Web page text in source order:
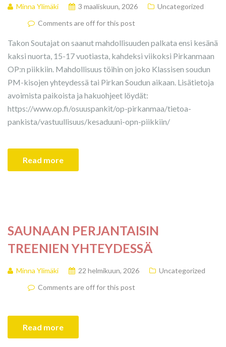
Minna Ylimäki 3 maaliskuun, 2026
Uncategorized
Comments are off for this post
Takon Soutajat on saanut mahdollisuuden palkata ensi kesänä
kaksi nuorta, 15-17 vuotiasta, kahdeksi viikoksi Pirkanmaan
OP:n piikkiin. Mahdollisuus töihin on joko Klassisen soudun
PM-kisojen yhteydessä tai Pirkan Soudun aikaan. Lisätietoja
avoimista paikoista ja hakuohjeet löydät:
https://www.op.fi/osuuspankit/op-pirkanmaa/tietoa-
pankista/vastuullisuus/kesaduuni-opn-piikkiin/
Read more
SAUNAAN PERJANTAISIN
TREENIEN YHTEYDESSÄ
Minna Ylimäki 22 helmikuun, 2026
Uncategorized
Comments are off for this post
Read more